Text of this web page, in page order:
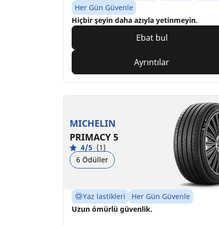
Her Gün Güvenle
Hiçbir şeyin daha azıyla yetinmeyin.
Ebat bul
Ayrıntılar
MICHELIN
PRIMACY 5
4/5 (1)
6 Ödüller
Yaz lastikleri
Her Gün Güvenle
Uzun ömürlü güvenlik.